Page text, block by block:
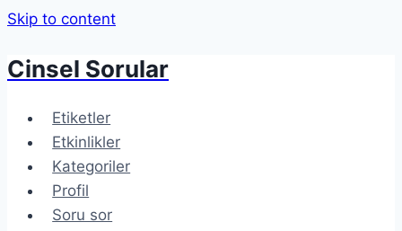
Skip to content
Cinsel Sorular
Etiketler
Etkinlikler
Kategoriler
Profil
Soru sor